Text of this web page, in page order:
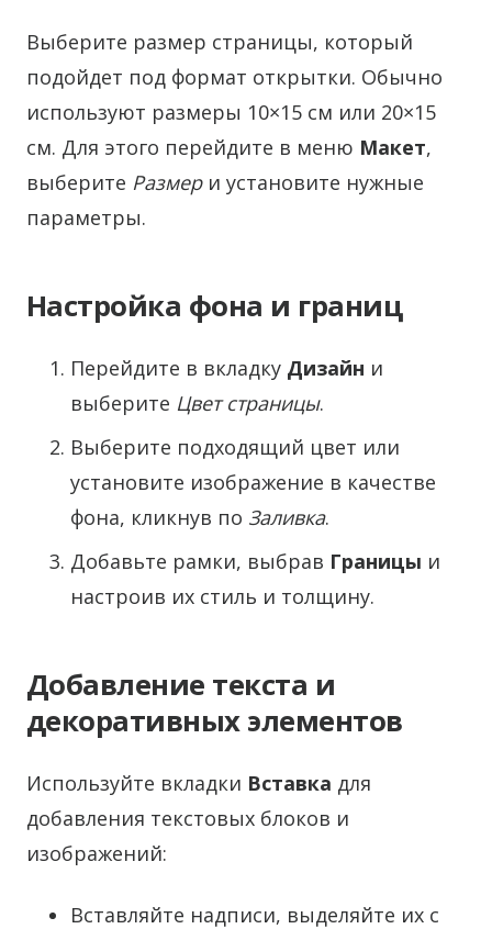
Выберите размер страницы, который
подойдет под формат открытки. Обычно
используют размеры 10×15 см или 20×15
см. Для этого перейдите в меню Макет,
выберите Размери установите нужные
параметры.
Настройка фона и границ
Перейдите в вкладку Дизайн и
выберите Цвет страницы.
Выберите подходящий цвет или
установите изображение в качестве
фона, кликнув по Заливка.
Добавьте рамки, выбрав Границы и
настроив их стиль и толщину.
Добавление текста и
декоративных элементов
Используйте вкладки Вставка для
добавления текстовых блоков и
изображений:
Вставляйте надписи, выделяйте их с